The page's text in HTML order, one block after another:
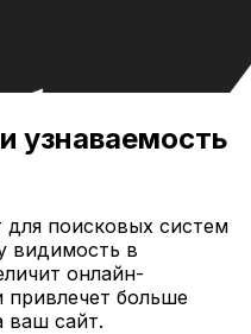
узнаваемость
поисковых систем
видимость в
онлайн-
больше
ваш сайт.